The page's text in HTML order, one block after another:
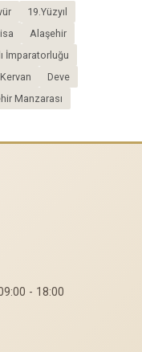
19.Yüzyıl
Alaşehir
İmparatorluğu
Kervan
Deve
Manzarası
- 18:00